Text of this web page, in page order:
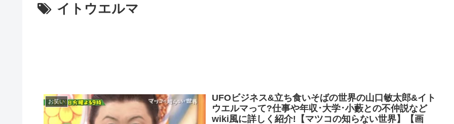
イトウエルマ
お笑い
UFOビジネス&立ち食いそばの世界の山口敏太郎&イト
ウエルマって?仕事や年収･大学･小藪との不仲説など
wiki風に詳しく紹介!【マツコの知らない世界】【画